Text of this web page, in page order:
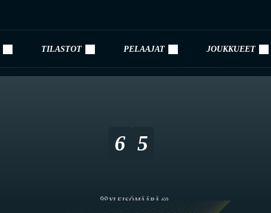
TILASTOT PELAAJAT JOUKKUEET
6 5
YLEISÖMÄÄRÄ 60